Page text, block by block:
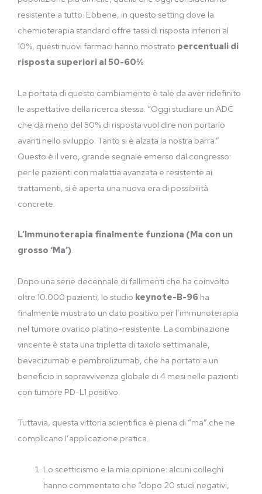
resistente a tutto. Ebbene, in questo setting dove la
chemioterapia standard offre tassi di risposta inferiori al
10%, questi nuovi farmaci hanno mostrato percentuali di
risposta superiori al 50-60%.
La portata di questo cambiamento è tale da aver ridefinito
le aspettative della ricerca stessa. “Oggi studiare un ADC
che dà meno del 50% di risposta vuol dire non portarlo
avanti nello sviluppo. Tanto si è alzata la nostra barra.”
Questo è il vero, grande segnale emerso dal congresso:
per le pazienti con malattia avanzata e resistente ai
trattamenti, si è aperta una nuova era di possibilità
concrete.
L’Immunoterapia finalmente funziona (Ma con un
grosso ‘Ma’).
Dopo una serie decennale di fallimenti che ha coinvolto
oltre 10.000 pazienti, lo studio keynote-B-96 ha
finalmente mostrato un dato positivo per l’immunoterapia
nel tumore ovarico platino-resistente. La combinazione
vincente è stata una tripletta di taxolo settimanale,
bevacizumab e pembrolizumab, che ha portato a un
beneficio in sopravvivenza globale di 4 mesi nelle pazienti
con tumore PD-L1 positivo.
Tuttavia, questa vittoria scientifica è piena di “ma” che ne
complicano l’applicazione pratica.
Lo scetticismo e la mia opinione: alcuni colleghi
hanno commentato che “dopo 20 studi negativi,